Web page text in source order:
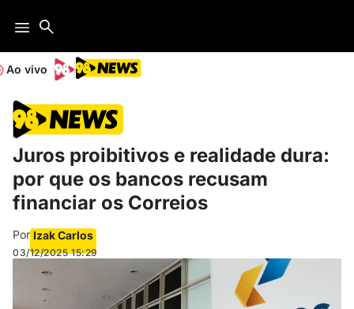
Ao vivo
Juros proibitivos e realidade dura:
por que os bancos recusam
financiar os Correios
Por Izak Carlos
03/12/2025 15:29